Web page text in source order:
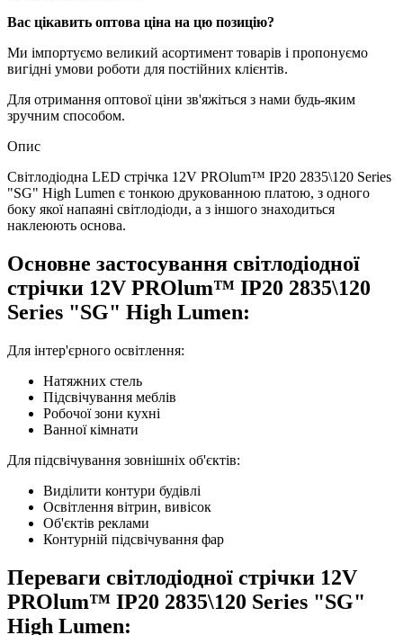
Вас цікавить оптова ціна на цю позицію?
Ми імпортуємо великий асортимент товарів і пропонуємо
вигідні умови роботи для постійних клієнтів.
Для отримання оптової ціни зв'яжіться з нами будь-яким
зручним способом.
Опис
Світлодіодна LED стрічка 12V PROlum™ IP20 2835\120 Series
"SG" High Lumen є тонкою друкованною платою, з одного
боку якої напаяні світлодіоди, а з іншого знаходиться
наклеюють основа.
Основне застосування світлодіодної
стрічки 12V PROlum™ IP20 2835\120
Series "SG" High Lumen:
Для інтер'єрного освітлення:
Натяжних стель
Підсвічування меблів
Робочої зони кухні
Ванної кімнати
Для підсвічування зовнішніх об'єктів:
Виділити контури будівлі
Освітлення вітрин, вивісок
Об'єктів реклами
Контурній підсвічування фар
Переваги світлодіодної стрічки 12V
PROlum™ IP20 2835\120 Series "SG"
High Lumen: